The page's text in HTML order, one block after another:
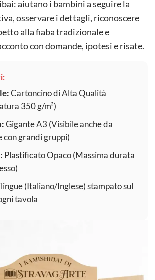
aiutano i bambini a seguire la
osservare i dettagli, riconoscere
alla fiaba tradizionale e
con domande, ipotesi e risate.
Cartoncino di Alta Qualità
350 g/m²)
Gigante A3 (Visibile anche da
con grandi gruppi)
Plastificato Opaco (Massima durata
(Italiano/Inglese) stampato sul
tavola